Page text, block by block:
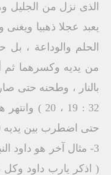
الذى نزل من الجليل
يعبد عجلا ذهبيا
الحلم والوداعة ،
من يديه وكسرهما ثم
بالنار ، وطحنه حتى
32 : 19 ،
حتى اضطرب بين يديه 0
3- مثال آخر هو داود